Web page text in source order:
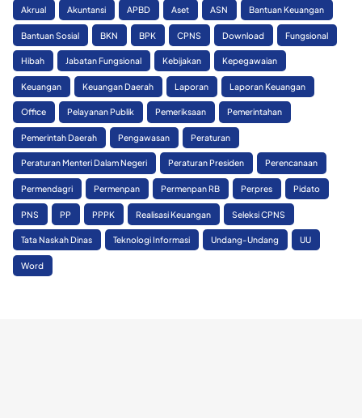
Akrual Akuntansi APBD Aset ASN Bantuan Keuangan
Bantuan Sosial BKN BPK CPNS Download Fungsional
Hibah Jabatan Fungsional Kebijakan Kepegawaian
Keuangan Keuangan Daerah Laporan Laporan Keuangan
Office Pelayanan Publik Pemeriksaan Pemerintahan
Pemerintah Daerah Pengawasan Peraturan
Peraturan Menteri Dalam Negeri Peraturan Presiden Perencanaan
Permendagri Permenpan Permenpan RB Perpres Pidato
PNS PP PPPK Realisasi Keuangan Seleksi CPNS
Tata Naskah Dinas Teknologi Informasi Undang-Undang UU
Word